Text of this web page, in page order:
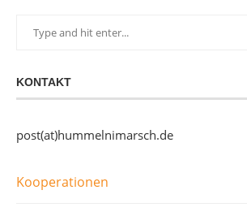
KONTAKT
post(at)hummelnimarsch.de
Kooperationen